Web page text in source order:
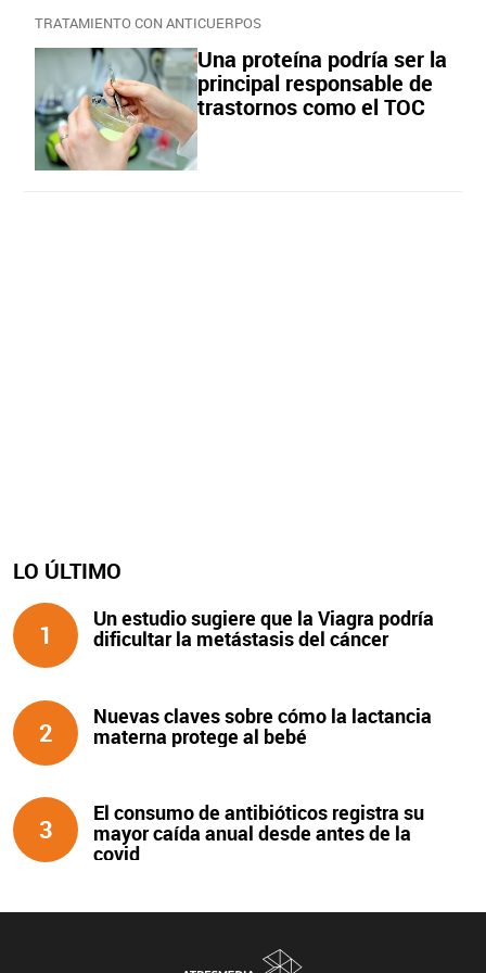
TRATAMIENTO CON ANTICUERPOS
Una proteína podría ser la
principal responsable de
trastornos como el TOC
LO ÚLTIMO
1
Un estudio sugiere que la Viagra podría
dificultar la metástasis del cáncer
2
Nuevas claves sobre cómo la lactancia
materna protege al bebé
3
El consumo de antibióticos registra su
mayor caída anual desde antes de la
covid